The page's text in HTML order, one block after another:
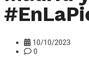
10/10/2023
0